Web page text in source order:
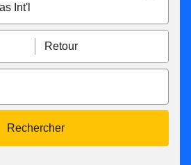
Retour
Rechercher